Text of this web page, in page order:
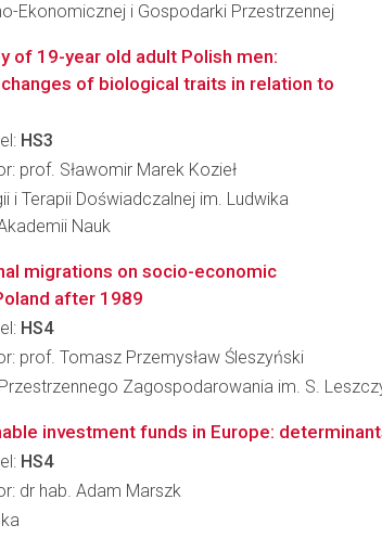
Ekonomicznej i Gospodarki Przestrzennej
of 19-year old adult Polish men:
of biological traits in relation to
HS3
prof. Sławomir Marek Kozieł
i Terapii Doświadczalnej im. Ludwika
Nauk
migrations on socio-economic
after 1989
HS4
prof. Tomasz Przemysław Śleszyński
Zagospodarowania im. S.
investment funds in Europe:
HS4
dr hab. Adam Marszk